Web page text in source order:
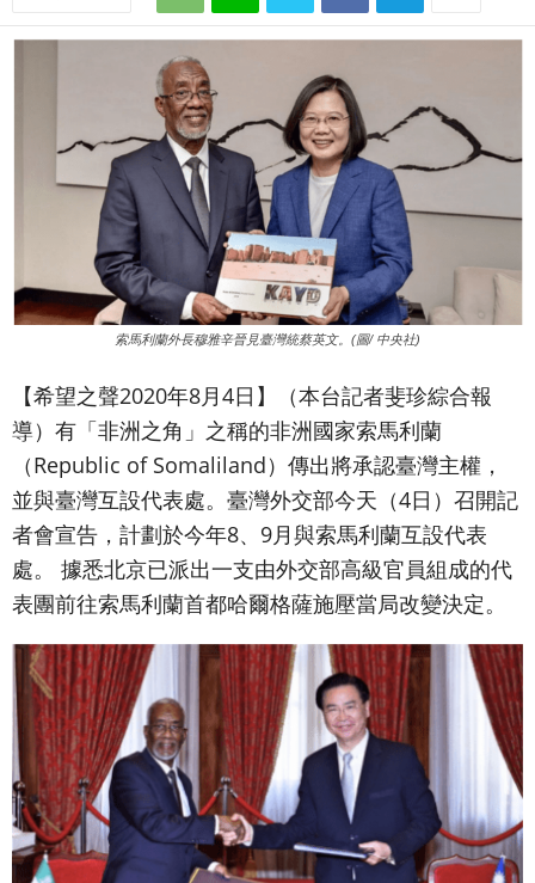
索馬利蘭外長穆雅辛晉見臺灣統蔡英文。(圖/ 中央社)
【希望之聲2020年8月4日】（本台記者斐珍綜合報
導） 有「非洲之角」之稱的非洲國家索馬利蘭
（Republic of Somaliland）傳出將承認臺灣主權，
並與臺灣互設代表處。臺灣外交部今天（4日）召開記
者會宣告，計劃於今年8、9月與索馬利蘭互設代表
處。 據悉北京已派出一支由外交部高級官員組成的代
表團前往索馬利蘭首都哈爾格薩施壓當局改變決定。